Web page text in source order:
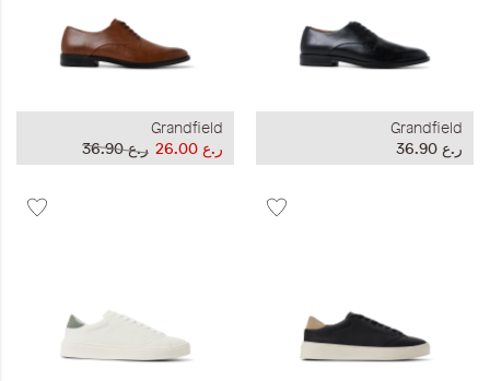
Grandfield
ر.ع 36.90
Grandfield
ر.ع 36.90
ر.ع 26.00